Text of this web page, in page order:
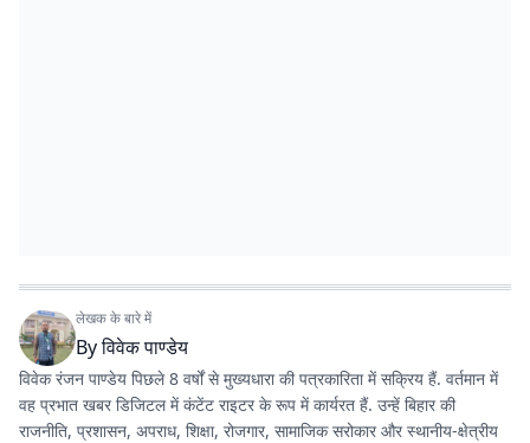
लेखक के बारे में
Byविवेक पाण्डेय
विवेक रंजन पाण्डेय पिछले 8 वर्षों से मुख्यधारा की पत्रकारिता में सक्रिय हैं. वर्तमान में
वह प्रभात खबर डिजिटल में कंटेंट राइटर के रूप में कार्यरत हैं. उन्हें बिहार की
राजनीति, प्रशासन, अपराध, शिक्षा, रोजगार, सामाजिक सरोकार और स्थानीय-क्षेत्रीय